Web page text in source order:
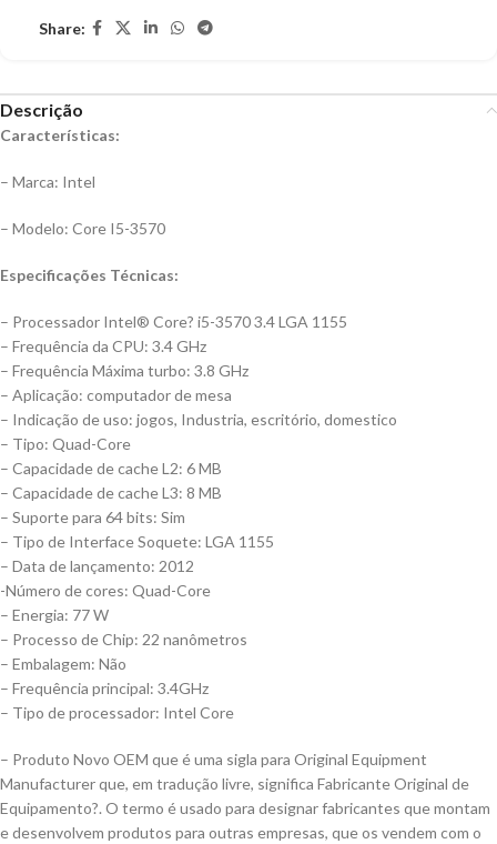
Share:
Descrição
Características:
– Marca: Intel
– Modelo: Core I5-3570
Especificações Técnicas:
– Processador Intel® Core? i5-3570 3.4 LGA 1155
– Frequência da CPU: 3.4 GHz
– Frequência Máxima turbo: 3.8 GHz
– Aplicação: computador de mesa
– Indicação de uso: jogos, Industria, escritório, domestico
– Tipo: Quad-Core
– Capacidade de cache L2: 6 MB
– Capacidade de cache L3: 8 MB
– Suporte para 64 bits: Sim
– Tipo de Interface Soquete: LGA 1155
– Data de lançamento: 2012
-Número de cores: Quad-Core
– Energia: 77 W
– Processo de Chip: 22 nanômetros
– Embalagem: Não
– Frequência principal: 3.4GHz
– Tipo de processador: Intel Core
– Produto Novo OEM que é uma sigla para Original Equipment
Manufacturer que, em tradução livre, significa Fabricante Original de
Equipamento?. O termo é usado para designar fabricantes que montam
e desenvolvem produtos para outras empresas, que os vendem com o